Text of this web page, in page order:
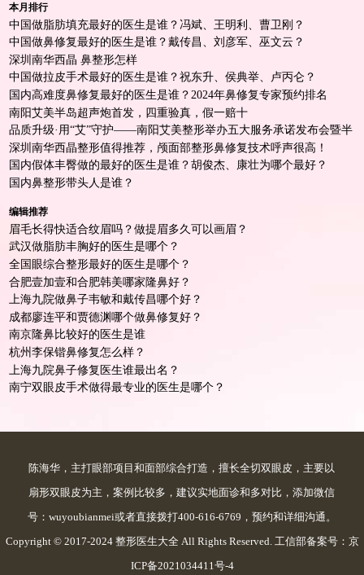
本月排行
中国做脂肪填充最好的医生是谁？冯斌、王明利、曹卫刚？
中国做鼻修复最好的医生是谁？戴传昌、刘彦军、巫文云？
深圳南华西晶 鼻整形怎样
中国做拉皮手术最好的医生是谁？祝东升、侯典举、卢丙仑？
国内高难度鼻修复最好的医生是谁？2024年鼻修复专家预约排名
南阳艾美半岛超声炮首发，四重验真，假一赔十
品质升级·用“艾”守护——南阳艾美整形举办五大服务承诺发布会暨半
岛超声炮首发仪式！
深圳南华西晶整形值得推荐，颅面部整形鼻修复技术呼声很高！
国内假体丰臀做的最好的医生是谁？胡俊杰、康壮为哪个最好？
国内鼻整形带头人是谁？
编辑推荐
眉毛长得快适合纹眉吗？做提眉多久可以画眉？
武汉做脂肪丰胸好的医生是哪个？
全国眼综合整形最好的医生是哪个？
合肥壹加壹和合肥韩美哪家隆鼻好？
上海九院做鼻子韦敏和戴传昌哪个好？
成都廖连平和贾德渊哪个做鼻修复好？
南京隆鼻比较好的医生是谁
杭州李保锴鼻修复怎么样？
上海九院鼻子修复医生谁最出名？
南宁双眼皮手术做得最专业的医生是哪个？
陈海华，主打眼部项目和面部综合打造，擅长全切双眼皮，主要以
扇形双眼皮为主，案例比较多，建议实地面诊和多对比，添加微信
号：wuyoubianmei或者直接拨打400-616-6769，预约和详细沟通。
Copyright © 2017-2024 整形医生大全 All Rights Reserved. 工信部备案号： 京
ICP备2021034411号-4